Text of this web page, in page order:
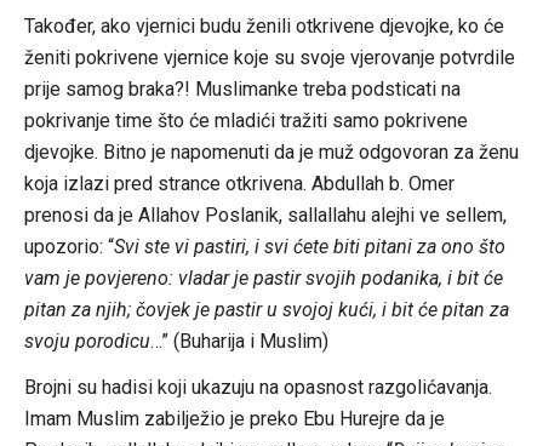
Također, ako vjernici budu ženili otkrivene djevojke, ko će
ženiti pokrivene vjernice koje su svoje vjerovanje potvrdile
prije samog braka?! Muslimanke treba podsticati na
pokrivanje time što će mladići tražiti samo pokrivene
djevojke. Bitno je napomenuti da je muž odgovoran za ženu
koja izlazi pred strance otkrivena. Abdullah b. Omer
prenosi da je Allahov Poslanik, sallallahu alejhi ve sellem,
upozorio: “Svi ste vi pastiri, i svi ćete biti pitani za ono što
vam je povjereno: vladar je pastir svojih podanika, i bit će
pitan za njih; čovjek je pastir u svojoj kući, i bit će pitan za
svoju porodicu…” (Buharija i Muslim)
Brojni su hadisi koji ukazuju na opasnost razgolićavanja.
Imam Muslim zabilježio je preko Ebu Hurejre da je